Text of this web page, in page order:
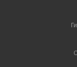
- Легкий пуск
- Совместимо с